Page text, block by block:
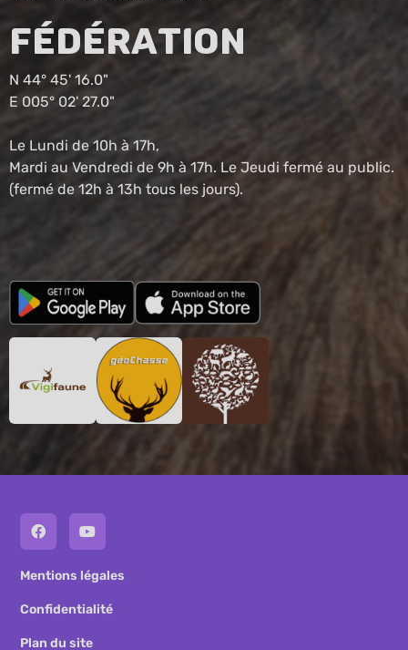
fédération
N 44° 45' 16.0"
E 005° 02' 27.0"
Le Lundi de 10h à 17h,
Mardi au Vendredi de 9h à 17h. Le Jeudi fermé au public.
(fermé de 12h à 13h tous les jours).
Mentions légales
Confidentialité
Plan du site